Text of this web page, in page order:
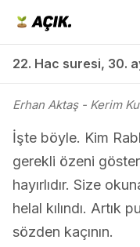
22. Hac suresi, 30.
Erhan Aktaş- Kerim
İşte böyle. Kim
gerekli özeni
hayırlıdır. Size
helal kılındı. Artık
sözden kaçının.